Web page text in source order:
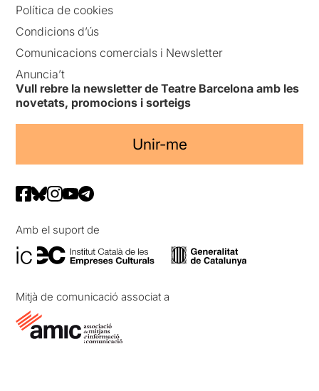
Política de cookies
Condicions d’ús
Comunicacions comercials i Newsletter
Anuncia’t
Vull rebre la newsletter de Teatre Barcelona amb les
novetats, promocions i sorteigs
Unir-me
Amb el suport de
Mitjà de comunicació associat a